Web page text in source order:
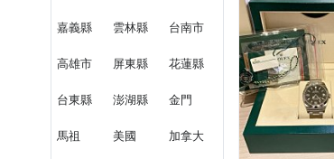
嘉義縣 雲林縣 台南市
高雄市 屏東縣 花蓮縣
台東縣 澎湖縣 金門
馬祖 美國 加拿大